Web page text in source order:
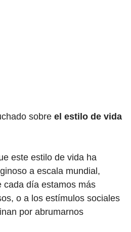
sobre el estilo de vida
este estilo de vida ha
a escala mundial,
cada día estamos más
o a los estímulos sociales
por abrumarnos